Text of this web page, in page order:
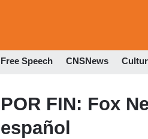
Free Speech CNSNews
POR FIN: Fox
español